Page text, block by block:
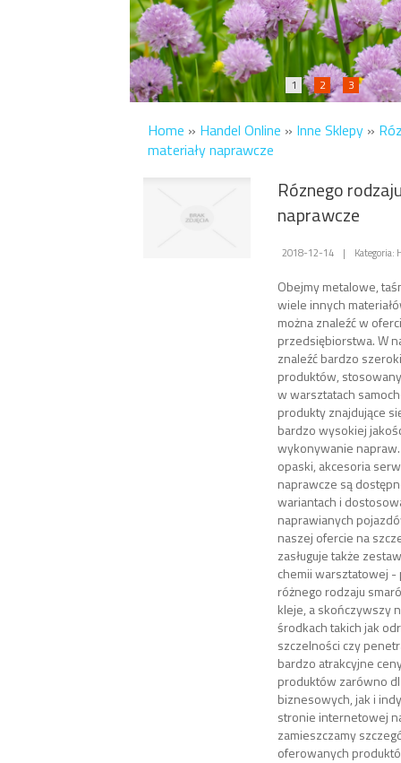
1 2 3
Home » Handel Online » Inne Sklepy »
materiały naprawcze
Róznego
naprawcze
2018-12-14 | Kategoria:
Obejmy metalowe,
wiele innych
można znaleźć w
przedsiębiorstwa. W
znaleźć bardzo
produktów,
w warsztatach
produkty znajdujące
bardzo wysokiej
wykonywanie
opaski, akcesoria
naprawcze są
wariantach i
naprawianych
naszej ofercie na
zasługuje także
chemii warsztatowej
różnego rodzaju
kleje, a skończywszy
środkach takich jak
szczelności czy
bardzo atrakcyjne
produktów zarówno
biznesowych, jak i
stronie internetowej
zamieszczamy
oferowanych